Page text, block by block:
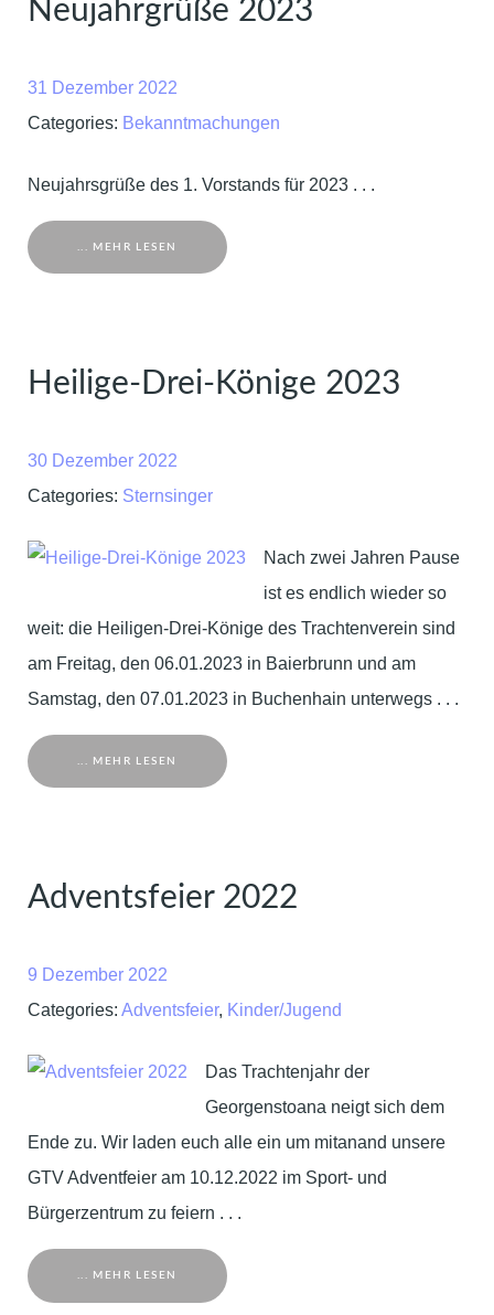
Neujahrgrüße 2023
31 Dezember 2022
Categories: Bekanntmachungen
Neujahrsgrüße des 1. Vorstands für 2023 . . .
... MEHR LESEN
Heilige-Drei-Könige 2023
30 Dezember 2022
Categories: Sternsinger
Nach zwei Jahren Pause
ist es endlich wieder so
weit: die Heiligen-Drei-Könige des Trachtenverein sind
am Freitag, den 06.01.2023 in Baierbrunn und am
Samstag, den 07.01.2023 in Buchenhain unterwegs . . .
... MEHR LESEN
Adventsfeier 2022
9 Dezember 2022
Categories: Adventsfeier, Kinder/Jugend
Das Trachtenjahr der
Georgenstoana neigt sich dem
Ende zu. Wir laden euch alle ein um mitanand unsere
GTV Adventfeier am 10.12.2022 im Sport- und
Bürgerzentrum zu feiern . . .
... MEHR LESEN